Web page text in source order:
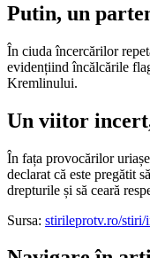
Putin, un
În ciuda încercărilor
evidențiind încălcările
Kremlinului.
Un viitor
În fața provocărilor
declarat că este pregătit
drepturile și să ceară
Sursa: stirileprotv.ro/stiri/